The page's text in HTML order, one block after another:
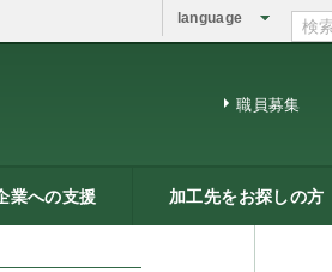
language
職員募集
業への支援 加工先をお探しの方